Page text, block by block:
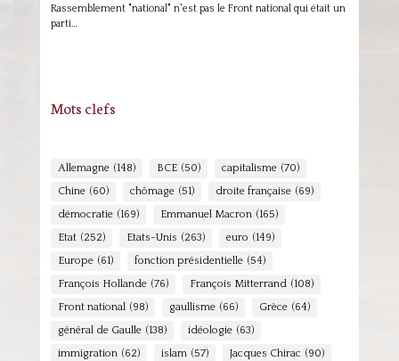
Rassemblement "national" n'est pas le Front national qui était un
parti…
Mots clefs
Allemagne (148) BCE (50) capitalisme (70)
Chine (60) chômage (51) droite française (69)
démocratie (169) Emmanuel Macron (165)
Etat (252) Etats-Unis (263) euro (149)
Europe (61) fonction présidentielle (54)
François Hollande (76) François Mitterrand (108)
Front national (98) gaullisme (66) Grèce (64)
général de Gaulle (138) idéologie (63)
immigration (62) islam (57) Jacques Chirac (90)